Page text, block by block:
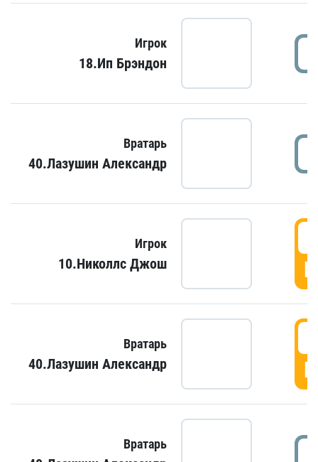
Игрок
18.Ип Брэндон
Вратарь
40.Лазушин Александр
Игрок
10.Николлс Джош
Вратарь
40.Лазушин Александр
Вратарь